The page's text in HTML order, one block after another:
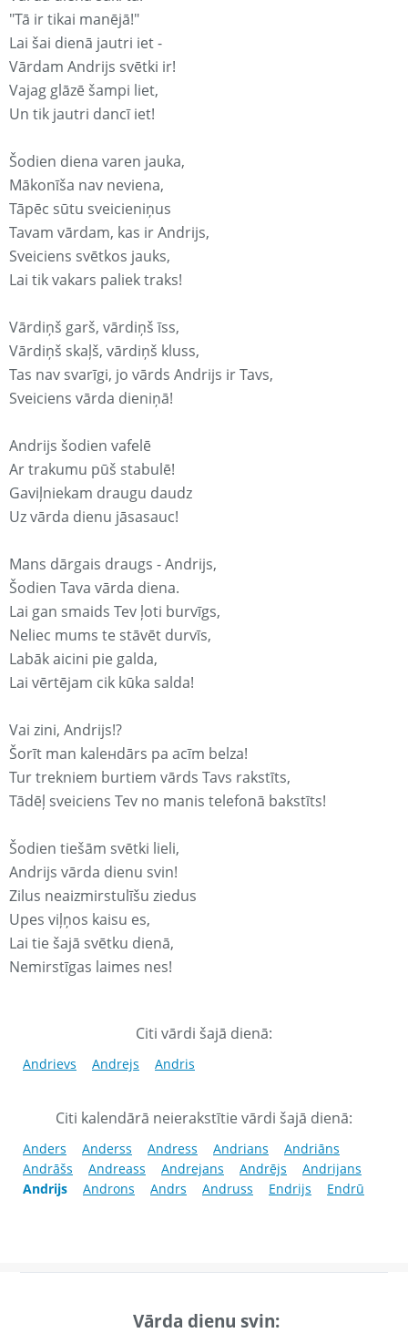
"Tā ir tikai manējā!"
Lai šai dienā jautri iet -
Vārdam Andrijs svētki ir!
Vajag glāzē šampi liet,
Un tik jautri dancī iet!
Šodien diena varen jauka,
Mākonīša nav neviena,
Tāpēc sūtu sveicieniņus
Tavam vārdam, kas ir Andrijs,
Sveiciens svētkos jauks,
Lai tik vakars paliek traks!
Vārdiņš garš, vārdiņš īss,
Vārdiņš skaļš, vārdiņš kluss,
Tas nav svarīgi, jo vārds Andrijs ir Tavs,
Sveiciens vārda dieniņā!
Andrijs šodien vafelē
Ar trakumu pūš stabulē!
Gaviļniekam draugu daudz
Uz vārda dienu jāsasauc!
Mans dārgais draugs - Andrijs,
Šodien Tava vārda diena.
Lai gan smaids Tev ļoti burvīgs,
Neliec mums te stāvēt durvīs,
Labāk aicini pie galda,
Lai vērtējam cik kūka salda!
Vai zini, Andrijs!?
Šorīt man kaleнdārs pa acīm belza!
Tur trekniem burtiem vārds Tavs rakstīts,
Tādēļ sveiciens Tev no manis telefonā bakstīts!
Šodien tiešām svētki lieli,
Andrijs vārda dienu svin!
Zilus neaizmirstulīšu ziedus
Upes viļņos kaisu es,
Lai tie šajā svētku dienā,
Nemirstīgas laimes nes!
Citi vārdi šajā dienā:
Andrievs Andrejs Andris
Citi kalendārā neierakstītie vārdi šajā dienā:
Anders Anderss Andress Andrians
Andriāns
Andrāšs
Andreass Andrejans Andrējs
Andrijans
Andrijs
Androns Andrs Andruss Endrijs Endrū
Vārda dienu svin: